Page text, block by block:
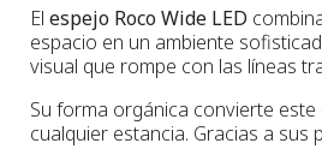
El espejo Roco Wide LED
espacio en un ambiente
visual que rompe con las líneas
Su forma orgánica convierte
cualquier estancia. Gracias a